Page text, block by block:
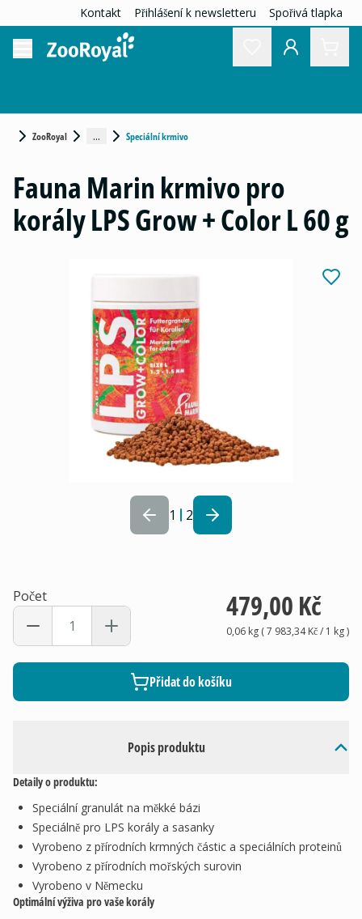
Kontakt Přihlášení k newsletteru Spořivá tlapka
ZooRoyal ... Speciální krmivo
1 2
Popis produktu
Detaily o produktu:
Speciální granulát na měkké bázi
Speciálně pro LPS korály a sasanky
Vyrobeno z přírodních krmných částic a speciálních proteinů
Vyrobeno z přírodních mořských surovin
Vyrobeno v Německu
Optimální výživa pro vaše korály
Fauna Marin krmivo pro
korály LPS Grow + Color L 60 g
Počet 479,00 Kč
0,06 kg(7 983,34 Kč/ 1 kg)
Přidat do košíku